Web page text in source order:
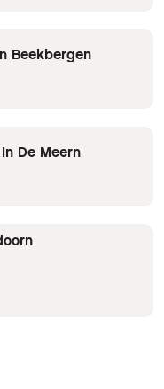
Beekbergen
De Meern